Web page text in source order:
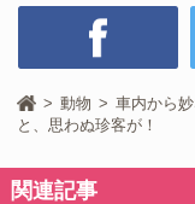
動物
車内から
と、思わぬ珍客が！
関連記事